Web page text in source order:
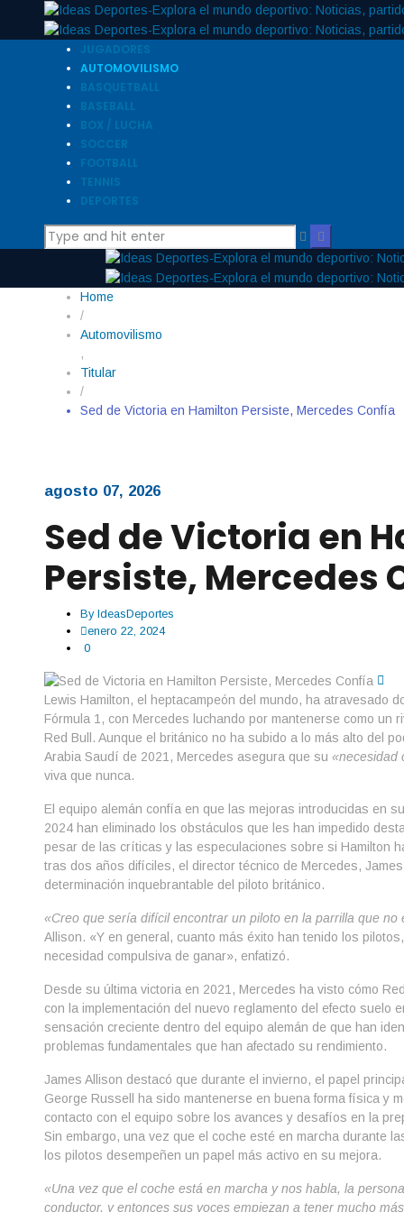
JUGADORES
AUTOMOVILISMO
BASQUETBALL
BASEBALL
BOX / LUCHA
SOCCER
FOOTBALL
TENNIS
DEPORTES
Home
/
Automovilismo
,
Titular
/
Sed de Victoria en Hamilton Persiste, Mercedes Confía
agosto 07, 2026
Sed de Victoria en
Persiste, Mercedes
By IdeasDeportes
enero 22, 2024
0
Lewis Hamilton, el heptacampeón del mundo, ha atravesado
Fórmula 1, con Mercedes luchando por mantenerse como un
Red Bull. Aunque el británico no ha subido a lo más alto del
Arabia Saudí de 2021, Mercedes asegura que su «necesidad
viva que nunca.
El equipo alemán confía en que las mejoras introducidas en
2024 han eliminado los obstáculos que les han impedido
pesar de las críticas y las especulaciones sobre si Hamilton
tras dos años difíciles, el director técnico de Mercedes,
determinación inquebrantable del piloto británico.
«Creo que sería difícil encontrar un piloto en la parrilla que
Allison. «Y en general, cuanto más éxito han tenido los
necesidad compulsiva de ganar», enfatizó.
Desde su última victoria en 2021, Mercedes ha visto cómo
con la implementación del nuevo reglamento del efecto suelo
sensación creciente dentro del equipo alemán de que han
problemas fundamentales que han afectado su rendimiento.
James Allison destacó que durante el invierno, el papel
George Russell ha sido mantenerse en buena forma física y
contacto con el equipo sobre los avances y desafíos en la
Sin embargo, una vez que el coche esté en marcha durante
los pilotos desempeñen un papel más activo en su mejora.
«Una vez que el coche está en marcha y nos habla, la
conductor, y entonces sus voces empiezan a tener mucho